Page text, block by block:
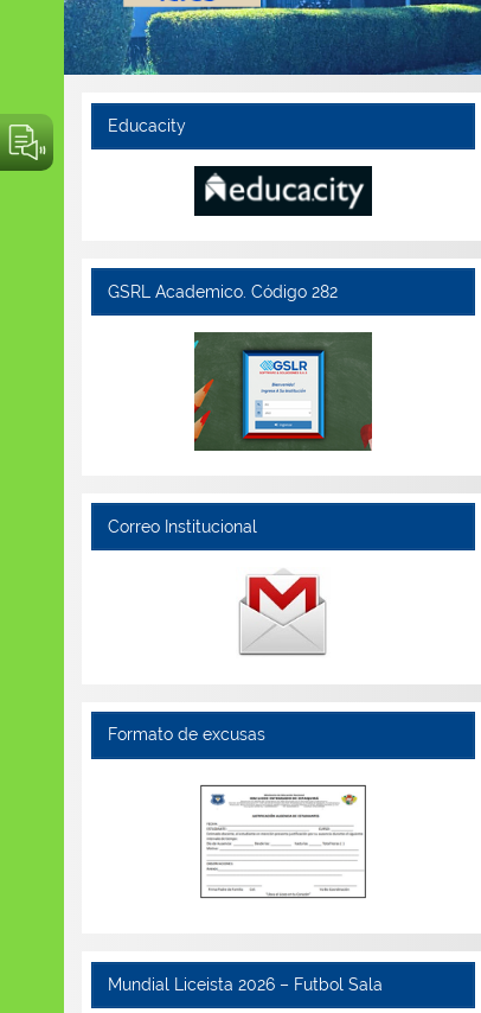
Educacity
GSRL Academico. Código 282
Correo Institucional
Formato de excusas
Mundial Liceista 2026 – Futbol Sala